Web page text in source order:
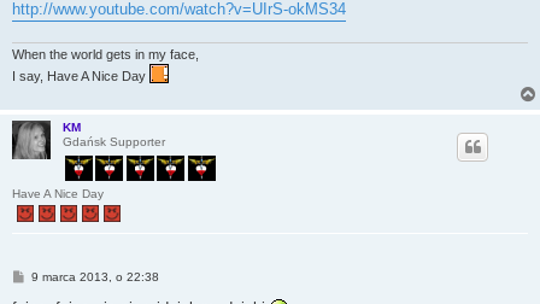
http://www.youtube.com/watch?v=UIrS-okMS34
When the world gets in my face,
I say, Have A Nice Day
KM
Gdańsk Supporter
Have A Nice Day
P9 marca 2013, o 22:38